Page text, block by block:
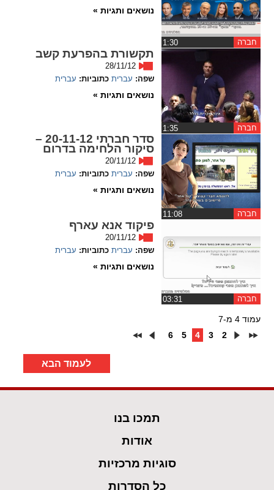
חברה
נושאים ותגיות »
חברה
תקשורת בהפרעת קשב
28/11/12
שפה: עברית כתוביות: עברית
נושאים ותגיות »
חברה
סדר חברתי 20-11-12 –
סיקור הלחימה בדרום
20/11/12
שפה: עברית כתוביות: עברית
נושאים ותגיות »
חברה
פיקוד אנא עארף
20/11/12
שפה: עברית כתוביות: עברית
נושאים ותגיות »
עמוד 4 מ-7
2
3
4
5
6
לעמוד הבא
תמכו בנו
אודות
סוגיות מרכזיות
כל הסדרות